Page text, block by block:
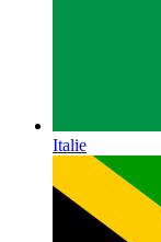
Italie